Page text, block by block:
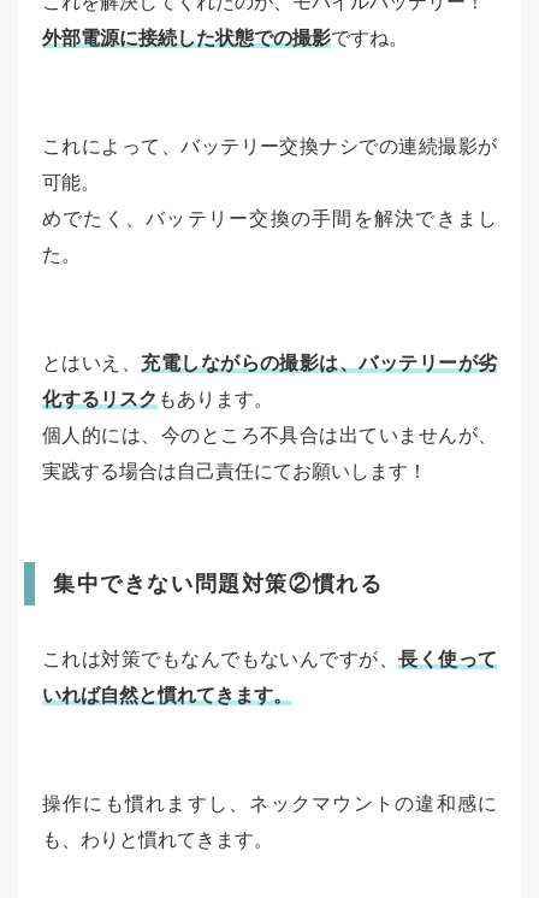
外部電源に接続した状態での撮影ですね。
これによって、バッテリー交換ナシでの連続撮影が
可能。
めでたく、バッテリー交換の手間を解決できまし
た。
とはいえ、 充電しながらの撮影は、バッテリーが劣
化するリスク もあります。
個人的には、今のところ不具合は出ていませんが、
実践する場合は自己責任にてお願いします！
集中できない問題対策②慣れる
これは対策でもなんでもないんですが、長く使って
いれば自然と慣れてきます。
操作にも慣れますし、ネックマウントの違和感に
も、わりと慣れてきます。